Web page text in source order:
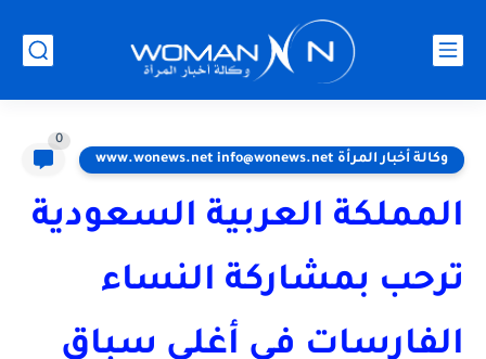
وكالة أخبار المرأة www.wonews.net info@wonews.net
0
المملكة العربية السعودية
ترحب بمشاركة النساء
الفارسات في أغلى سباق